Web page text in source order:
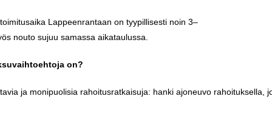
toimitusaika Lappeenrantaan on tyypillisesti noin 3–
nouto sujuu samassa aikataulussa
on?
ja monipuolisia rahoitusratkaisuja: hanki ajoneuvo rahoituksella